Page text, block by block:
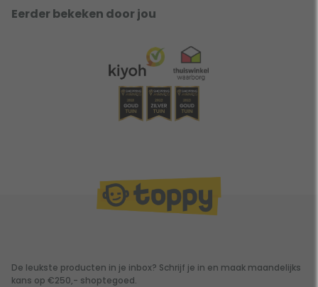
Eerder bekeken door jou
De leukste producten in je inbox? Schrijf je in en maak maandelijks
kans op €250,- shoptegoed.